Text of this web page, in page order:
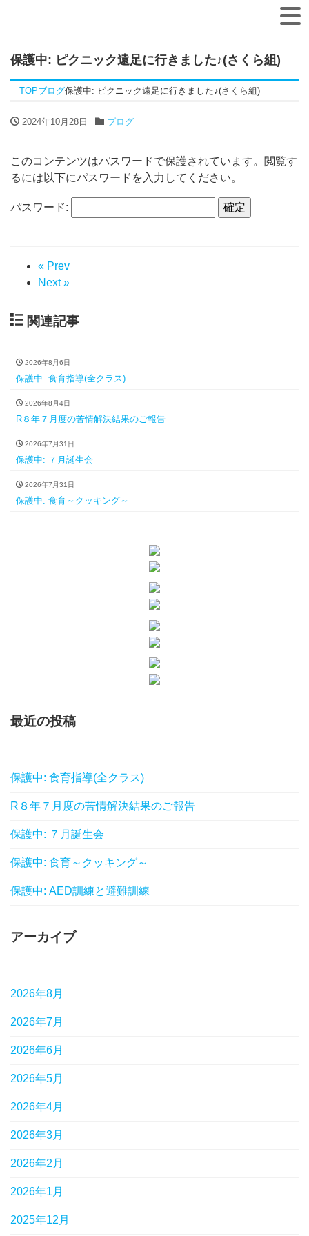
保護中: ピクニック遠足に行きました♪(さくら組)
TOPブログ保護中: ピクニック遠足に行きました♪(さくら組)
2024年10月28日 ブログ
このコンテンツはパスワードで保護されています。閲覧す
るには以下にパスワードを入力してください。
パスワード:
« Prev
Next »
関連記事
2026年8月6日
保護中: 食育指導(全クラス)
2026年8月4日
R８年７月度の苦情解決結果のご報告
2026年7月31日
保護中: ７月誕生会
2026年7月31日
保護中: 食育～クッキング～
最近の投稿
保護中: 食育指導(全クラス)
R８年７月度の苦情解決結果のご報告
保護中: ７月誕生会
保護中: 食育～クッキング～
保護中: AED訓練と避難訓練
アーカイブ
2026年8月
2026年7月
2026年6月
2026年5月
2026年4月
2026年3月
2026年2月
2026年1月
2025年12月